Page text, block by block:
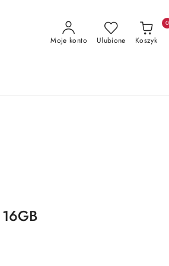
Moje konto Ulubione Koszyk
0